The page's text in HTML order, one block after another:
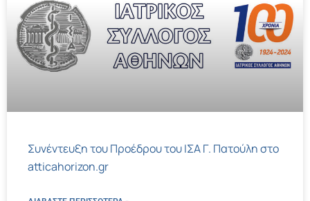
Συνέντευξη του Προέδρου του ΙΣΑ Γ. Πατούλη στο
atticahorizon.gr